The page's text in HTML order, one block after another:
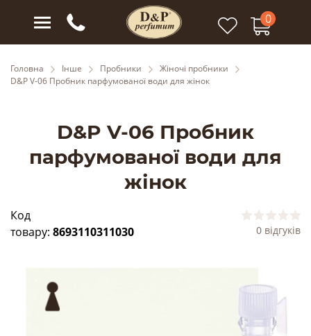
0
Головна Інше Пробники
Жіночі пробники
D&P V-06 Пробник парфумованої води для жінок
D&P V-06 Пробник
парфумованої води для
жінок
Код
товару: 8693110311030 0 відгуків